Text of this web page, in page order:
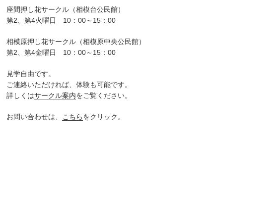
座間押し花サークル（相模台公民館）
第2、第4火曜日 10：00～15：00
相模原押し花サークル（相模原中央公民館）
第2、第4金曜日 10：00～15：00
見学自由です。
ご連絡いただければ、体験も可能です。
詳しくはサークル案内をご覧ください。
お問い合わせは、 こちらをクリック。